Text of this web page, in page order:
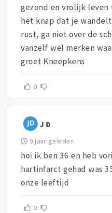
gezond en vrolijk leven
het knap dat je
rust, ga niet over de
vanzelf wel merken
groet Kneepkens
0
J D
9 jaar geleden
hoi ik ben 36 en heb
hartinfarct gehad was
onze leeftijd
0